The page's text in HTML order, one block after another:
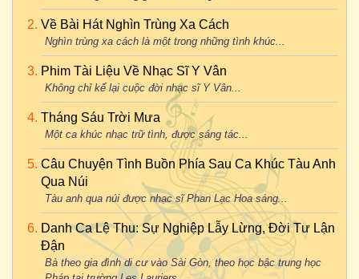
Về Bài Hát Nghìn Trùng Xa Cách
Nghìn trùng xa cách là một trong những tình khúc...
Phim Tài Liệu Về Nhạc Sĩ Y Vân
Không chỉ kể lại cuộc đời nhạc sĩ Y Vân...
Tháng Sáu Trời Mưa
Một ca khúc nhạc trữ tình, được sáng tác...
Câu Chuyện Tình Buồn Phía Sau Ca Khúc Tàu Anh
Qua Núi
Tàu anh qua núi được nhạc sĩ Phan Lạc Hoa sáng...
Danh Ca Lệ Thu: Sự Nghiệp Lẫy Lừng, Đời Tư Lận
Đận
Bà theo gia đình di cư vào Sài Gòn, theo học bậc trung học